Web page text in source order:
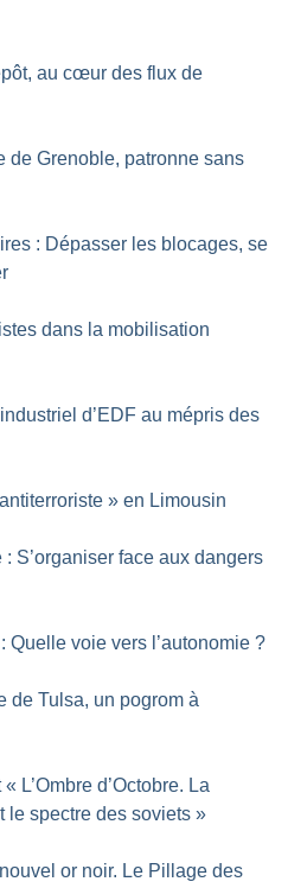
au cœur des flux de
de Grenoble, patronne sans
: Dépasser les blocages, se
dans la mobilisation
d’EDF au mépris des
antiterroriste » en Limousin
S’organiser face aux dangers
Quelle voie vers l’autonomie ?
de Tulsa, un pogrom à
« L’Ombre d’Octobre. La
le spectre des soviets »
or noir. Le Pillage des